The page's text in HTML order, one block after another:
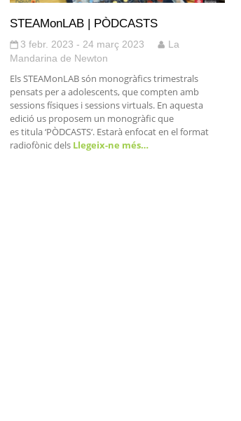
STEAMonLAB | PÒDCASTS
3 febr. 2023 - 24 març 2023
La
Mandarina de Newton
Els STEAMonLAB són monogràfics trimestrals
pensats per a adolescents, que compten amb
sessions físiques i sessions virtuals. En aquesta
edició us proposem un monogràfic que
es titula ‘PÒDCASTS‘. Estarà enfocat en el format
radiofònic dels Llegeix-ne més…